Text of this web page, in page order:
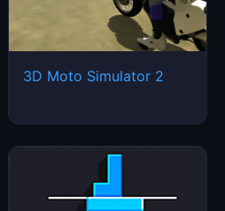
3D Moto Simulator 2